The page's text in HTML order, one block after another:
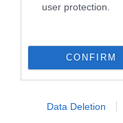
user protection.
CONFIRM
Data Deletion